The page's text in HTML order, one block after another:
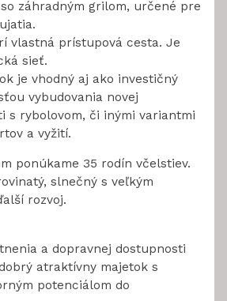
záhradným grilom, určené pre
vlastná prístupová cesta. Je
sieť.
je vhodný aj ako investičný
vybudovania novej
s rybolovom, či inými variantmi
a vyžití.
ponúkame 35 rodín včelstiev.
slnečný s veľkým
rozvoj.
a dopravnej dostupnosti
atraktívny majetok s
potenciálom do